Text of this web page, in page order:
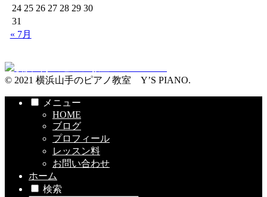
24 25 26 27 28 29 30
31
« 7月
© 2021 横浜山手のピアノ教室 Y’S PIANO.
メニュー
HOME
ブログ
プロフィール
レッスン料
お問い合わせ
ホーム
検索